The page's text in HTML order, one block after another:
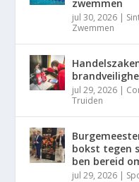
zwemmen
jul 30, 2026 |
Zwemmen
jul 29, 2026 |
Truiden
bokst tegen
ben bereid
jul 29, 2026 |